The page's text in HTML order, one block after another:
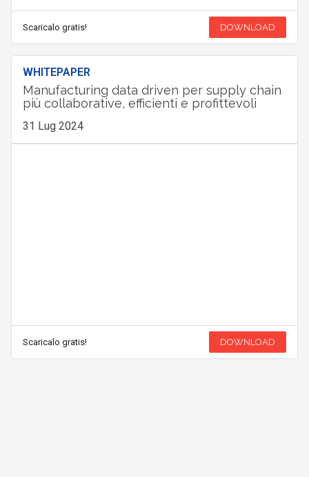
Scaricalo gratis! DOWNLOAD
WHITEPAPER
Manufacturing data driven per supply chain
più collaborative, efficienti e profittevoli
31 Lug 2024
Scaricalo gratis! DOWNLOAD